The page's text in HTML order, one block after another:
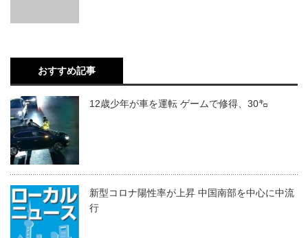
おすすめ記事
12歳少年が車を運転 ゲームで修得、30㌔
新型コロナ陽性率が上昇 中国南部を中心に中流
行